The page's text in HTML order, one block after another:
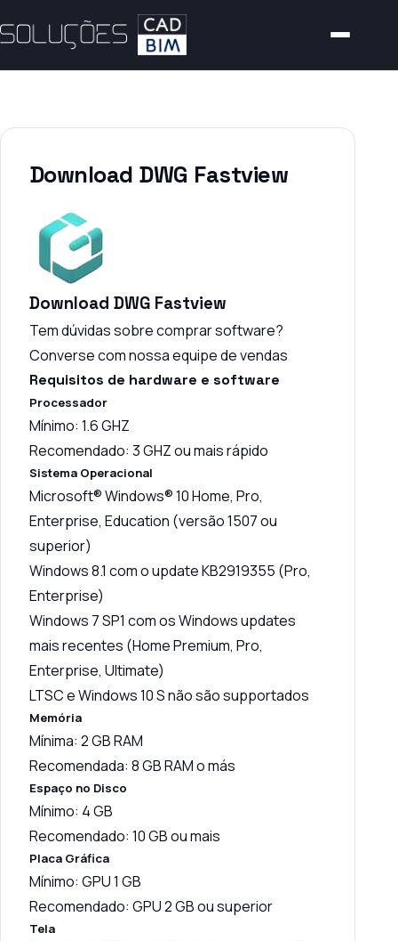
Download DWG Fastview
Download DWG Fastview
Tem dúvidas sobre comprar software?
Converse com nossa equipe de vendas
Requisitos de hardware e software
Processador
Mínimo: 1.6 GHZ
Recomendado: 3 GHZ ou mais rápido
Sistema Operacional
Microsoft® Windows® 10 Home, Pro,
Enterprise, Education (versão 1507 ou
superior)
Windows 8.1 com o update KB2919355 (Pro,
Enterprise)
Windows 7 SP1 com os Windows updates
mais recentes (Home Premium, Pro,
Enterprise, Ultimate)
LTSC e Windows 10 S não são supportados
Memória
Mínima: 2 GB RAM
Recomendada: 8 GB RAM o más
Espaço no Disco
Mínimo: 4 GB
Recomendado: 10 GB ou mais
Placa Gráfica
Mínimo: GPU 1 GB
Recomendado: GPU 2 GB ou superior
Tela